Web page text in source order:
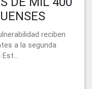
reciben
a la segunda